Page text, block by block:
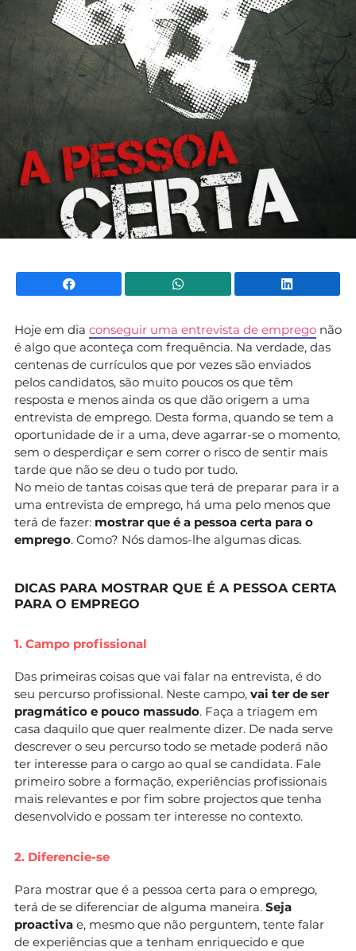
Facebook WhatsApp
Hoje em dia conseguir uma entrevista de emprego não
é algo que aconteça com frequência. Na verdade, das
centenas de currículos que por vezes são enviados
pelos candidatos, são muito poucos os que têm
resposta e menos ainda os que dão origem a uma
entrevista de emprego. Desta forma, quando se tem a
oportunidade de ir a uma, deve agarrar-se o momento,
sem o desperdiçar e sem correr o risco de sentir mais
tarde que não se deu o tudo por tudo.
No meio de tantas coisas que terá de preparar para ir a
uma entrevista de emprego, há uma pelo menos que
terá de fazer: mostrar que é a pessoa certa para o
emprego. Como? Nós damos-lhe algumas dicas.
DICAS PARA MOSTRAR QUE É A PESSOA CERTA
PARA O EMPREGO
1. Campo profissional
Das primeiras coisas que vai falar na entrevista, é do
seu percurso profissional. Neste campo, vai ter de ser
pragmático e pouco massudo. Faça a triagem em
casa daquilo que quer realmente dizer. De nada serve
descrever o seu percurso todo se metade poderá não
ter interesse para o cargo ao qual se candidata. Fale
primeiro sobre a formação, experiências profissionais
mais relevantes e por fim sobre projectos que tenha
desenvolvido e possam ter interesse no contexto.
2. Diferencie-se
Para mostrar que é a pessoa certa para o emprego,
terá de se diferenciar de alguma maneira. Seja
proactiva e, mesmo que não perguntem, tente falar
de experiências que a tenham enriquecido e que